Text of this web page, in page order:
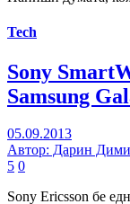
Tech
Sony
Samsung
05.09.2013
Автор: Дарин
5 0
Sony Ericsson бе